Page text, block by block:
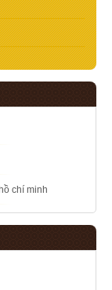
chí minh